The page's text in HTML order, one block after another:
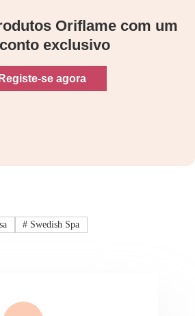
Oriflame com um
exclusivo
Registe-se agora
# Swedish Spa